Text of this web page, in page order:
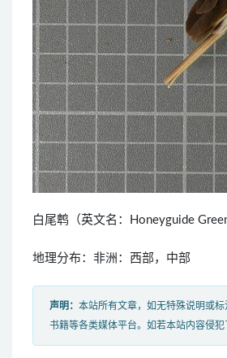
白尾鹎（英文名：Honeyguide
地理分布：非洲：西部，中部
声明： 本站所有文章，如无特殊说明或
书籍等各类媒体平台。如若本站内容侵